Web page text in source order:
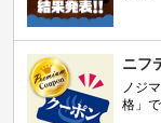
ニフ
ノジ
格」